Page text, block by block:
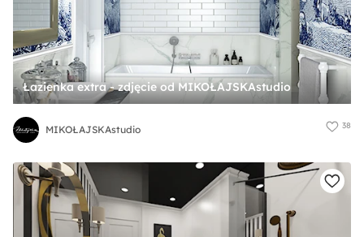
Łazienka extra - zdjęcie od MIKOŁAJSKAstudio
MIKOŁAJSKAstudio 38